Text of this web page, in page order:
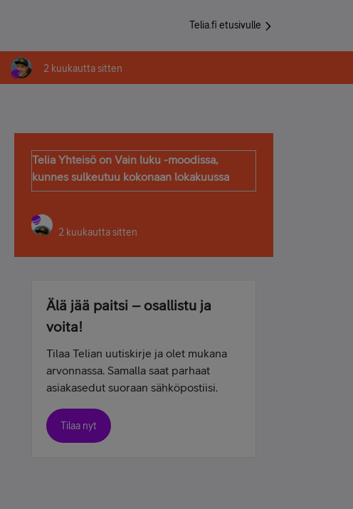
Telia.fi etusivulle
2 kuukautta sitten
Telia Yhteisö on Vain luku -moodissa,
kunnes sulkeutuu kokonaan lokakuussa
2 kuukautta sitten
Älä jää paitsi – osallistu ja
voita!
Tilaa Telian uutiskirje ja olet mukana
arvonnassa. Samalla saat parhaat
asiakasedut suoraan sähköpostiisi.
Tilaa nyt